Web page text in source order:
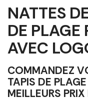
NATTES
DE PLAGE
AVEC
COMMANDEZ
TAPIS DE
MEILLEURS